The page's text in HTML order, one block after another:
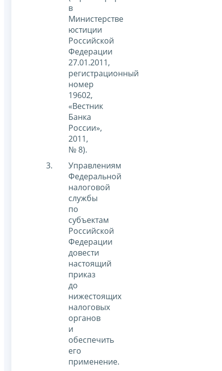
в
Министерстве
юстиции
Российской
Федерации
27.01.2011,
регистрационный
номер
19602,
«Вестник
Банка
России»,
2011,
№ 8).
Управлениям
Федеральной
налоговой
службы
по
субъектам
Российской
Федерации
довести
настоящий
приказ
до
нижестоящих
налоговых
органов
и
обеспечить
его
применение.